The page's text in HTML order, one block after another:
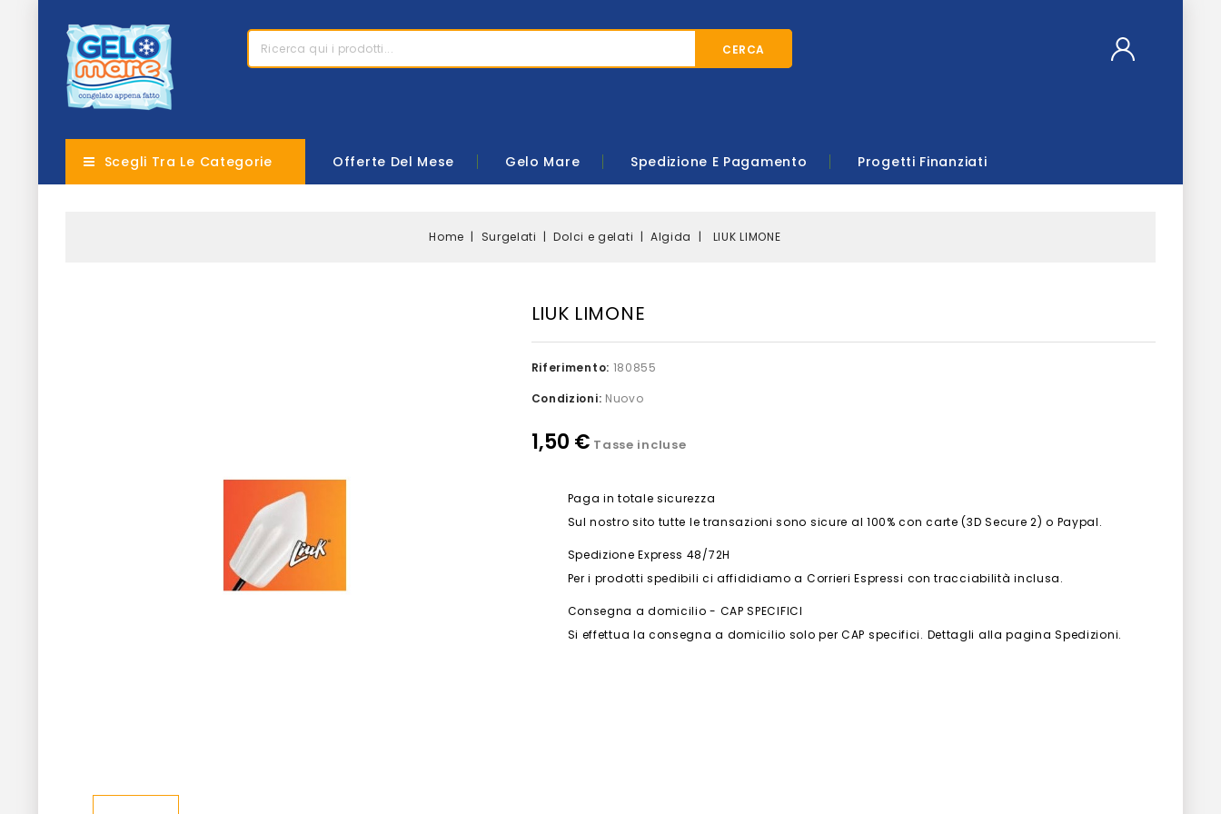
CERCA
Scegli Tra Le Categorie Offerte Del Mese Gelo Mare Spedizione E Pagamento Progetti Finanziati
Home Surgelati Dolci e gelati Algida LIUK LIMONE
LIUK LIMONE
Riferimento: 180855
Condizioni: Nuovo
1,50 € Tasse incluse
Paga in totale sicurezza
Sul nostro sito tutte le transazioni sono sicure al 100% con carte (3D Secure 2) o Paypal.
Spedizione Express 48/72H
Per i prodotti spedibili ci affididiamo a Corrieri Espressi con tracciabilità inclusa.
Consegna a domicilio - CAP SPECIFICI
Si effettua la consegna a domicilio solo per CAP specifici. Dettagli alla pagina Spedizioni.